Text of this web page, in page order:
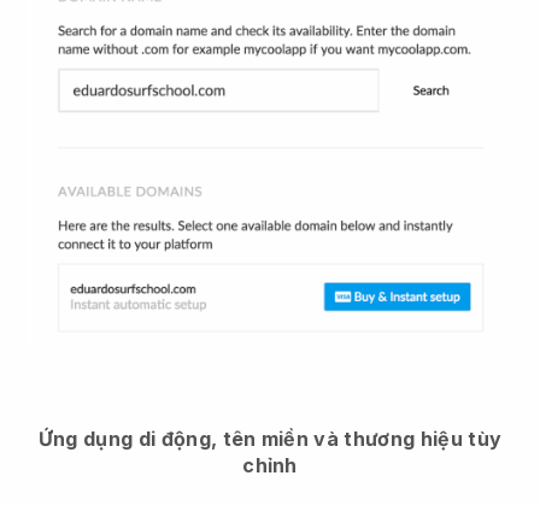
Ứng dụng di động, tên miền và thương hiệu tùy
chỉnh